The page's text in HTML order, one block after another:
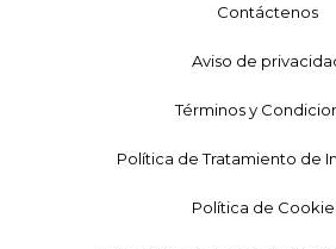
Contáctenos
Aviso de
Términos y
Política de Tratamiento de
Política de